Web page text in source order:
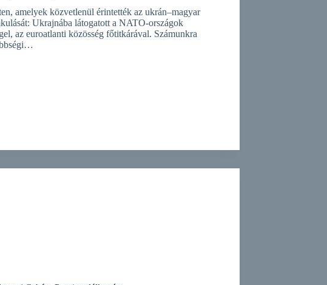
amelyek közvetlenül érintették az ukrán–magyar
Ukrajnába látogatott a NATO-országok
az euroatlanti közösség főtitkárával. Számunkra